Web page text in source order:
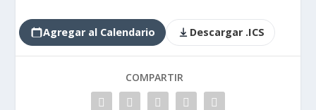
Agregar al Calendario Descargar .ICS
COMPARTIR